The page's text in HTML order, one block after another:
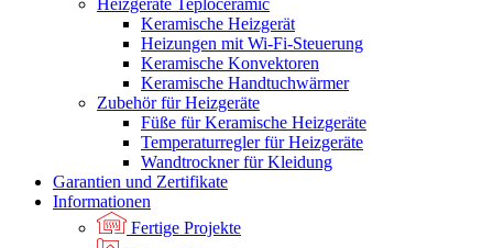
Heizgeräte Teploceramic
Keramische Heizgerät
Heizungen mit Wi-Fi-Steuerung
Keramische Konvektoren
Keramische Handtuchwärmer
Zubehör für Heizgeräte
Füße für Keramische Heizgeräte
Temperaturregler für Heizgeräte
Wandtrockner für Kleidung
Garantien und Zertifikate
Informationen
Fertige Projekte